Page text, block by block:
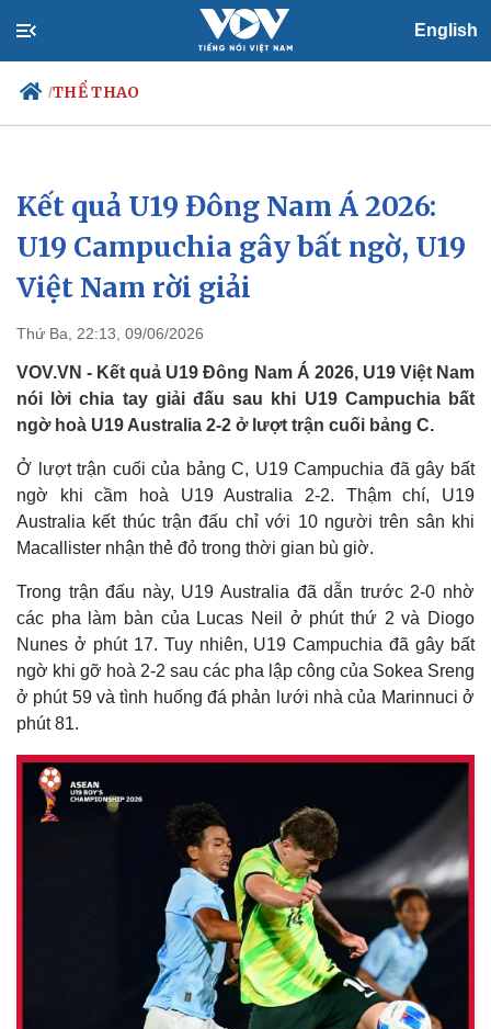
English
/THỂ THAO
Chính trị
Đảng
Tổ chức nhân sự
Quốc hội
Nhận diện sự thật
Xã hội
Tin 24h
Dự báo thời tiết
Kết quả U19 Đông Nam Á 2026:
U19 Campuchia gây bất ngờ, U19
Việt Nam rời giải
Thứ Ba, 22:13, 09/06/2026
VOV.VN - Kết quả U19 Đông Nam Á 2026, U19 Việt Nam
nói lời chia tay giải đấu sau khi U19 Campuchia bất
ngờ hoà U19 Australia 2-2 ở lượt trận cuối bảng C.
Ở lượt trận cuối của bảng C, U19 Campuchia đã gây bất
ngờ khi cầm hoà U19 Australia 2-2. Thậm chí, U19
Australia kết thúc trận đấu chỉ với 10 người trên sân khi
Macallister nhận thẻ đỏ trong thời gian bù giờ.
Trong trận đấu này, U19 Australia đã dẫn trước 2-0 nhờ
các pha làm bàn của Lucas Neil ở phút thứ 2 và Diogo
Nunes ở phút 17. Tuy nhiên, U19 Campuchia đã gây bất
ngờ khi gỡ hoà 2-2 sau các pha lập công của Sokea Sreng
ở phút 59 và tình huống đá phản lưới nhà của Marinnuci ở
phút 81.